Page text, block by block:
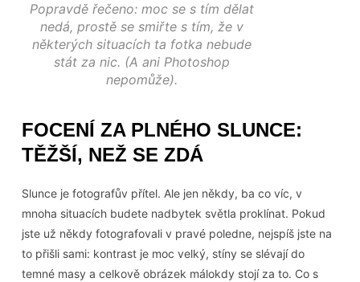
Popravdě řečeno: moc se s tím dělat
nedá, prostě se smiřte s tím, že v
některých situacích ta fotka nebude
stát za nic. (A ani Photoshop
nepomůže).
FOCENÍ ZA PLNÉHO SLUNCE:
TĚŽŠÍ, NEŽ SE ZDÁ
Slunce je fotografův přítel. Ale jen někdy, ba co víc, v
mnoha situacích budete nadbytek světla proklínat. Pokud
jste už někdy fotografovali v pravé poledne, nejspíš jste na
to přišli sami: kontrast je moc velký, stíny se slévají do
temné masy a celkově obrázek málokdy stojí za to. Co s